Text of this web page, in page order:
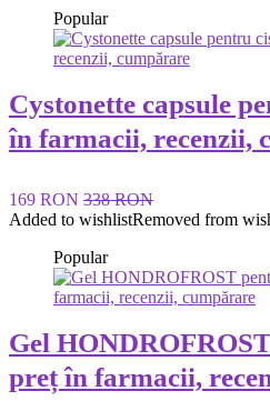
Popular
Cystonette capsule
în farmacii, recenzii,
169 RON 338 RON
Added to wishlistRemoved from
Popular
Gel
preț în farmacii,